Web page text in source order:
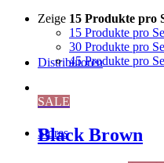
Distributoren
Stores
Zeige 15 Produkte pro
15 Produkte pro
30 Produkte pro
45 Produkte pro
SALE
Black Brown